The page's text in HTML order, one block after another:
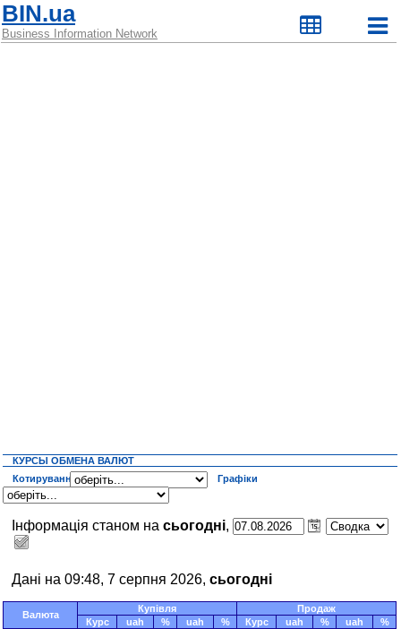
BIN.ua
Business Information Network
КУРСЫ ОБМЕНА ВАЛЮТ
Котирування
Графіки
Інформація станом насьогодні,
Дані на 09:48, 7 серпня 2026, сьогодні
Валюта
Купівля
Продаж
Курс
uah % uah % Курс uah % uah
%